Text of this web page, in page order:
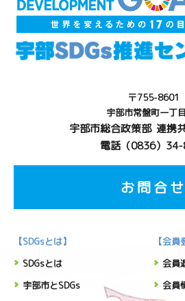
〒755-8601
宇部市常盤町一丁
宇部市総合政策部 連携
電話（0836）
お問合せ
【SDGsとは】
SDGsとは
宇部市とSDGs
【会員
会員
会員